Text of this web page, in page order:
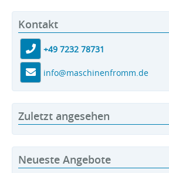
Kontakt
+49 7232 78731
info@maschinenfromm.de
Zuletzt angesehen
Neueste Angebote